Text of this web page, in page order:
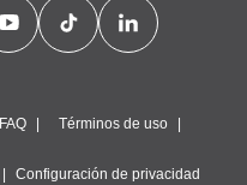
FAQ Términos de uso
Configuración de privacidad